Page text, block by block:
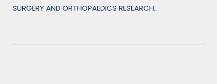
SURGERY AND ORTHOPAEDICS RESEARCH..